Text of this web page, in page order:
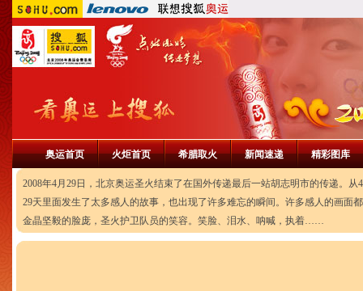
奥运首页 火炬首页 希腊取火 新闻速递 精彩图库
2008年4月29日，北京奥运圣火结束了在国外传递最后一站胡志明市的传递。
29天里面发生了太多感人的故事，也出现了许多难忘的瞬间。许多感人的画面
金晶坚毅的脸庞，圣火护卫队员的笑容。笑脸、泪水、呐喊，执着……